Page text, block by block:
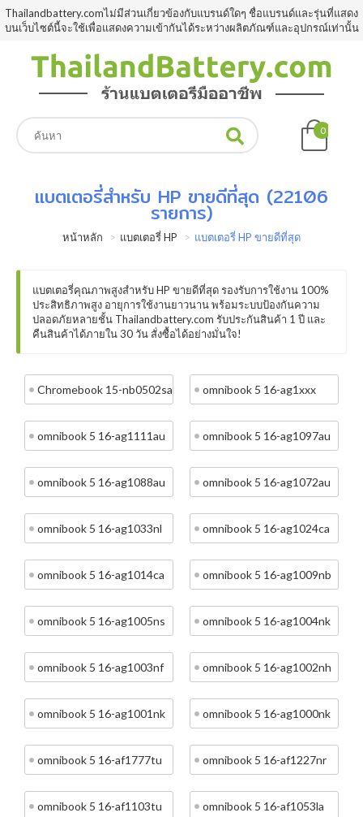
Thailandbattery.comไม่มีส่วนเกี่ยวข้องกับแบรนด์ใดๆ ชื่อแบรนด์และรุ่นที่แสดง
บนเว็บไซต์นี้จะใช้เพื่อแสดงความเข้ากันได้ระหว่างผลิตภัณฑ์และอุปกรณ์เท่านั้น
0
แบตเตอรี่สำหรับ HP ขายดีที่สุด (22106
รายการ)
หน้าหลัก แบตเตอรี่ HP แบตเตอรี่ HP ขายดีที่สุด
แบตเตอรี่คุณภาพสูงสำหรับ HP ขายดีที่สุด รองรับการใช้งาน 100%
ประสิทธิภาพสูง อายุการใช้งานยาวนาน พร้อมระบบป้องกันความ
ปลอดภัยหลายชั้น Thailandbattery.com รับประกันสินค้า 1 ปี และ
คืนสินค้าได้ภายใน 30 วัน สั่งซื้อได้อย่างมั่นใจ!
Chromebook 15-nb0502sa omnibook 5 16-ag1xxx
omnibook 5 16-ag1111au omnibook 5 16-ag1097au
omnibook 5 16-ag1088au omnibook 5 16-ag1072au
omnibook 5 16-ag1033nl omnibook 5 16-ag1024ca
omnibook 5 16-ag1014ca omnibook 5 16-ag1009nb
omnibook 5 16-ag1005ns omnibook 5 16-ag1004nk
omnibook 5 16-ag1003nf omnibook 5 16-ag1002nh
omnibook 5 16-ag1001nk omnibook 5 16-ag1000nk
omnibook 5 16-af1777tu omnibook 5 16-af1227nr
omnibook 5 16-af1103tu omnibook 5 16-af1053la